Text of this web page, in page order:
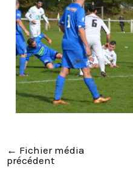
← Fichier média
précédent